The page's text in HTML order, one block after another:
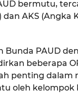
bermutu,
AKS (Angka
Bunda PAUD
beberapa
penting dalam
oleh kelompok